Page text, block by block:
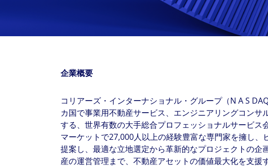
企業概要
コリアーズ・インターナショナル・グループ（N A S
カ国で事業用不動産サービス、エンジニアリングコンサ
する、世界有数の大手総合プロフェッショナルサービス
マーケットで27,000人以上の経験豊富な専門家を擁し、
提案し、最適な立地選定から革新的なプロジェクトの企
産の運営管理まで、不動産アセットの価値最大化を支援
in assets under management, Colliers remains committed to
success of our clients, investors, and people worldwide.